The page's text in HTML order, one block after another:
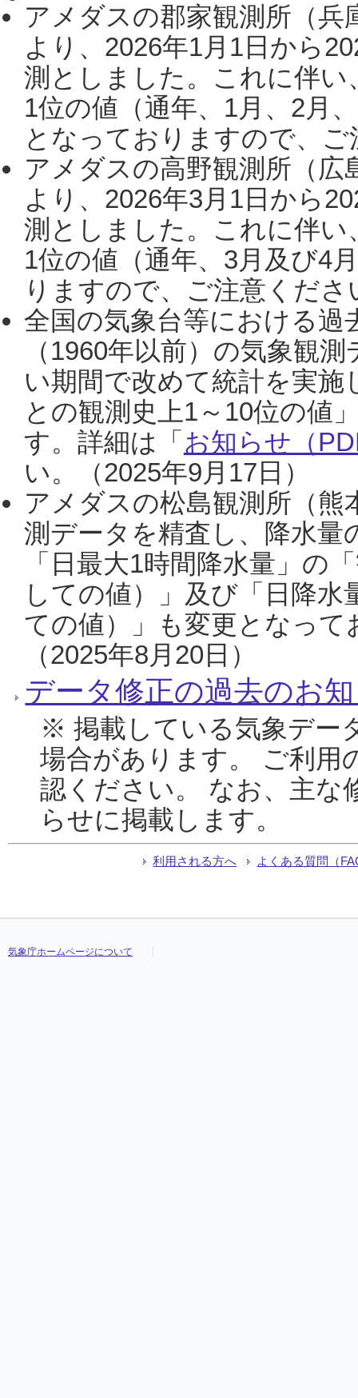
アメダスの郡家観測所（
より、2026年1月1日から
測としました。これに伴い
1位の値（通年、1月、2月
となっておりますので、
アメダスの高野観測所（
より、2026年3月1日から
測としました。これに伴い
1位の値（通年、3月及び4
りますので、ご注意くだ
全国の気象台等における過
（1960年以前）の気象観
い期間で改めて統計を実
との観測史上1～10位の値
す。詳細は「 お知らせ（
い。（2025年9月17日）
アメダスの松島観測所（熊
測データを精査し、降水
「日最大1時間降水量」の
しての値）」及び「日降
ての値）」も変更となっ
（2025年8月20日）
データ修正の過去のお
※ 掲載している気象デー
場合があります。 ご利用
認ください。 なお、主な
らせに掲載します。
利用される方へ よくある質問（
気象庁ホームページについて